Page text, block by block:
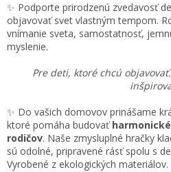
✨ Podporte prirodzenú zvedavosť
objavovať svet vlastným tempom.
vnímanie sveta, samostatnosť,
myslenie.
Pre deti, ktoré chcú
✨ Do vašich domovov prinášame
ktoré pomáha budovať
rodičov. Naše zmysluplné hračky
sú odolné, pripravené rásť spolu s
Vyrobené z ekologických materiálov.